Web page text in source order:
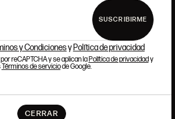
SUSCRIBIRME
y Condicionesy Política de privacidad
reCAPTCHA y se aplican laPolítica de privacidady
Términos de serviciode Google.
CERRAR